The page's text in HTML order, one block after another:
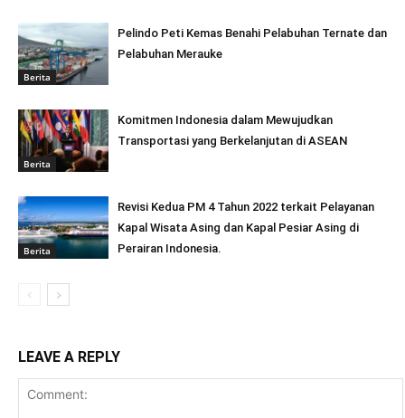
Berita
Pelindo Peti Kemas Benahi Pelabuhan Ternate dan
Pelabuhan Merauke
Berita
Komitmen Indonesia dalam Mewujudkan
Transportasi yang Berkelanjutan di ASEAN
Berita
Revisi Kedua PM 4 Tahun 2022 terkait Pelayanan
Kapal Wisata Asing dan Kapal Pesiar Asing di
Perairan Indonesia.
LEAVE A REPLY